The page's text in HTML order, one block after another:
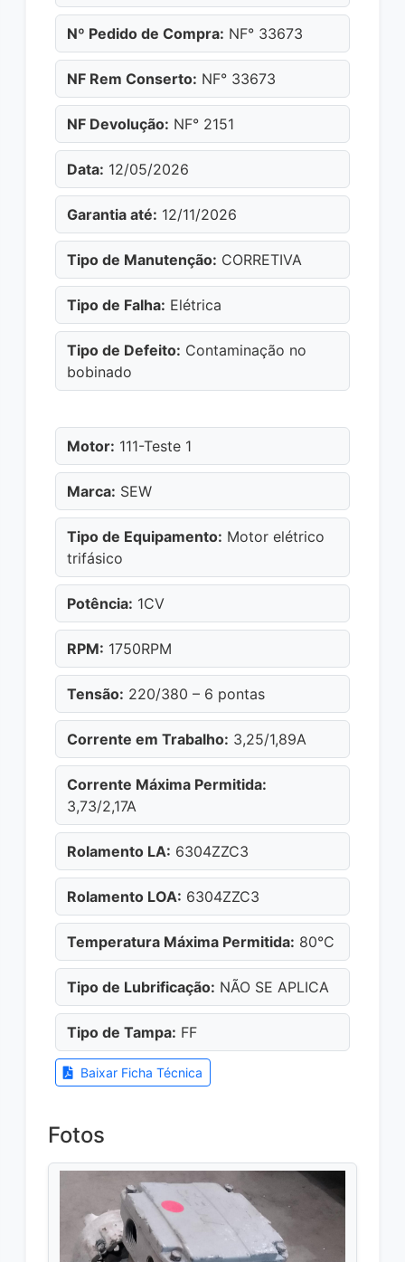
Nº Pedido de Compra: NF° 33673
NF Rem Conserto: NF° 33673
NF Devolução: NF° 2151
Data: 12/05/2026
Garantia até: 12/11/2026
Tipo de Manutenção: CORRETIVA
Tipo de Falha: Elétrica
Tipo de Defeito: Contaminação no
bobinado
Motor: 111-Teste 1
Marca: SEW
Tipo de Equipamento: Motor elétrico
trifásico
Potência: 1CV
RPM: 1750RPM
Tensão: 220/380 – 6 pontas
Corrente em Trabalho: 3,25/1,89A
Corrente Máxima Permitida:
3,73/2,17A
Rolamento LA: 6304ZZC3
Rolamento LOA: 6304ZZC3
Temperatura Máxima Permitida: 80°C
Tipo de Lubrificação: NÃO SE APLICA
Tipo de Tampa: FF
Baixar Ficha Técnica
Fotos